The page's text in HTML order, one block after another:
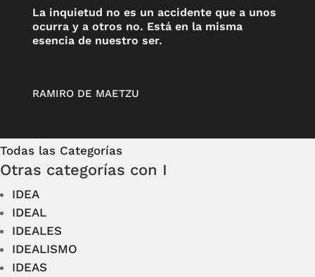
La inquietud no es un accidente que a unos
ocurra y a otros no. Está en la misma
esencia de nuestro ser.
RAMIRO DE MAETZU
Todas las Categorías
Otras categorías con I
IDEA
IDEAL
IDEALES
IDEALISMO
IDEAS